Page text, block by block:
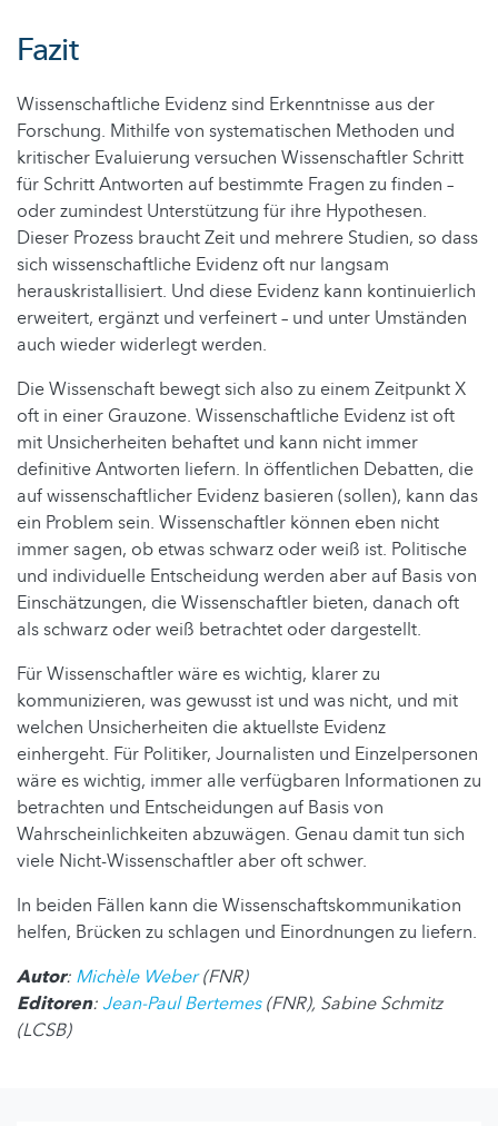
Fazit
Wissenschaftliche Evidenz sind Erkenntnisse aus der
Forschung. Mithilfe von systematischen Methoden und
kritischer Evaluierung versuchen Wissenschaftler Schritt
für Schritt Antworten auf bestimmte Fragen zu finden –
oder zumindest Unterstützung für ihre Hypothesen.
Dieser Prozess braucht Zeit und mehrere Studien, so dass
sich wissenschaftliche Evidenz oft nur langsam
herauskristallisiert. Und diese Evidenz kann kontinuierlich
erweitert, ergänzt und verfeinert – und unter Umständen
auch wieder widerlegt werden.
Die Wissenschaft bewegt sich also zu einem Zeitpunkt X
oft in einer Grauzone. Wissenschaftliche Evidenz ist oft
mit Unsicherheiten behaftet und kann nicht immer
definitive Antworten liefern. In öffentlichen Debatten, die
auf wissenschaftlicher Evidenz basieren (sollen), kann das
ein Problem sein. Wissenschaftler können eben nicht
immer sagen, ob etwas schwarz oder weiß ist. Politische
und individuelle Entscheidung werden aber auf Basis von
Einschätzungen, die Wissenschaftler bieten, danach oft
als schwarz oder weiß betrachtet oder dargestellt.
Für Wissenschaftler wäre es wichtig, klarer zu
kommunizieren, was gewusst ist und was nicht, und mit
welchen Unsicherheiten die aktuellste Evidenz
einhergeht. Für Politiker, Journalisten und Einzelpersonen
wäre es wichtig, immer alle verfügbaren Informationen zu
betrachten und Entscheidungen auf Basis von
Wahrscheinlichkeiten abzuwägen. Genau damit tun sich
viele Nicht-Wissenschaftler aber oft schwer.
In beiden Fällen kann die Wissenschaftskommunikation
helfen, Brücken zu schlagen und Einordnungen zu liefern.
Autor: Michèle Weber(FNR)
Editoren: Jean-Paul Bertemes(FNR), Sabine Schmitz
(LCSB)